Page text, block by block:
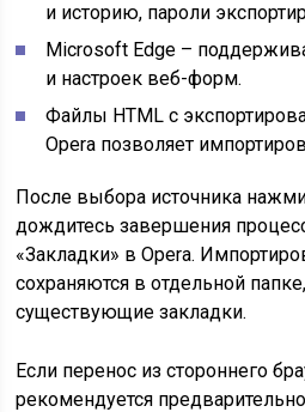
и историю, пароли
Microsoft Edge –
и настроек веб-форм.
Файлы HTML с
Opera позволяет
После выбора источника
дождитесь завершения
«Закладки» в Opera.
сохраняются в отдельной
существующие закладки.
Если перенос из стороннего
рекомендуется